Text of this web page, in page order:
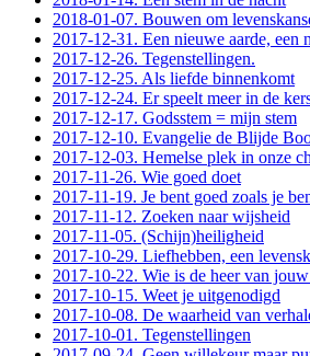
2018-01-07. Bouwen om
2017-12-31. Een nieuwe aarde, een
2017-12-26. Tegenstellingen.
2017-12-25. Als liefde binnenkomt
2017-12-24. Er speelt meer in de
2017-12-17. Godsstem = mijn stem
2017-12-10. Evangelie de Blijde
2017-12-03. Hemelse plek in onze
2017-11-26. Wie goed doet
2017-11-19. Je bent goed zoals je
2017-11-12. Zoeken naar wijsheid
2017-11-05. (Schijn)heiligheid
2017-10-29. Liefhebben, een
2017-10-22. Wie is de heer van
2017-10-15. Weet je uitgenodigd
2017-10-08. De waarheid van
2017-10-01. Tegenstellingen